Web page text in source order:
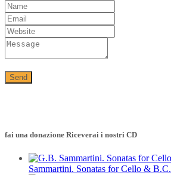
fai una donazione Riceverai i nostri CD
Sammartini. Sonatas for Cello & B.C.